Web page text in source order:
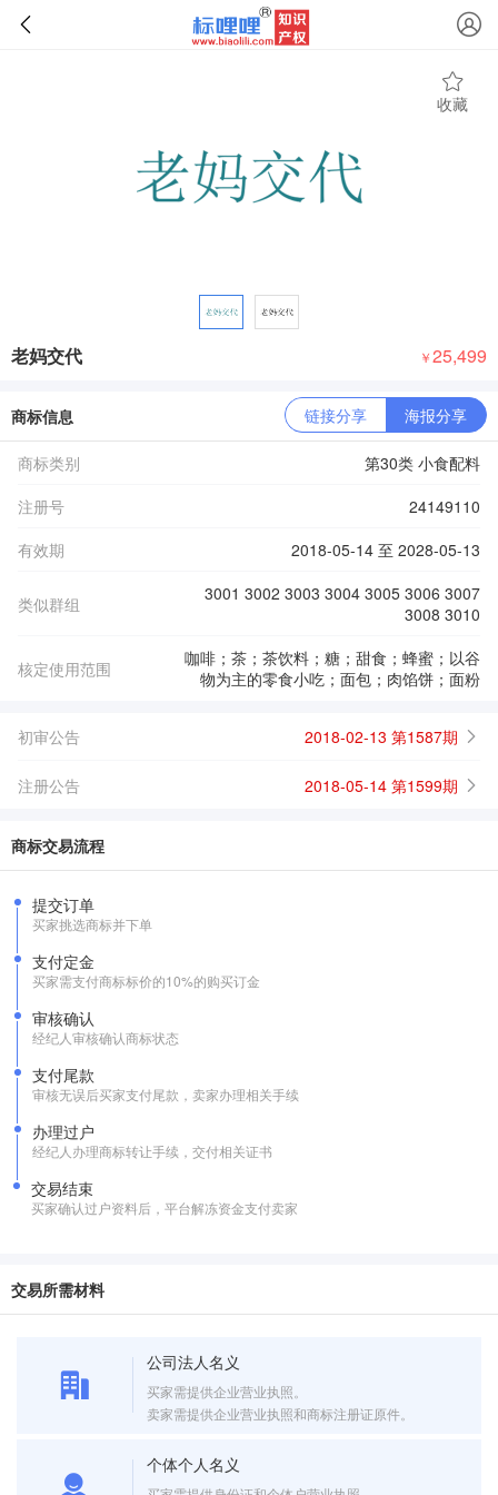
收藏
老妈交代 ￥25,499
商标信息 链接分享 海报分享
商标类别
第30类 小食配料
注册号
24149110
有效期
2018-05-14 至 2028-05-13
类似群组
3001 3002 3003 3004 3005 3006 3007
3008 3010
核定使用范围
咖啡；茶；茶饮料；糖；甜食；蜂蜜；以谷
物为主的零食小吃；面包；肉馅饼；面粉
初审公告 2018-02-13 第1587期
注册公告 2018-05-14 第1599期
商标交易流程
提交订单
买家挑选商标并下单
支付定金
买家需支付商标标价的10%的购买订金
审核确认
经纪人审核确认商标状态
支付尾款
审核无误后买家支付尾款，卖家办理相关手续
办理过户
经纪人办理商标转让手续，交付相关证书
交易结束
买家确认过户资料后，平台解冻资金支付卖家
交易所需材料
公司法人名义
买家需提供企业营业执照。
卖家需提供企业营业执照和商标注册证原件。
个体个人名义